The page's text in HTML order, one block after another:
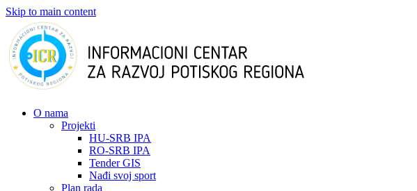
Skip to main content
О nama
Projekti
HU-SRB IPA
RO-SRB IPA
Tender GIS
Nađi svoj sport
Plan rada